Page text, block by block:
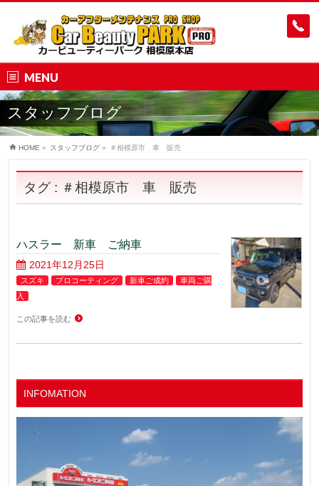
MENU
スタッフブログ
HOME » スタッフブログ » ＃相模原市 車 販売
タグ : ＃相模原市 車 販売
ハスラー 新車 ご納車
2021年12月25日
スズキ プロコーティング 新車ご成約
車両ご購
入
この記事を読む
INFOMATION